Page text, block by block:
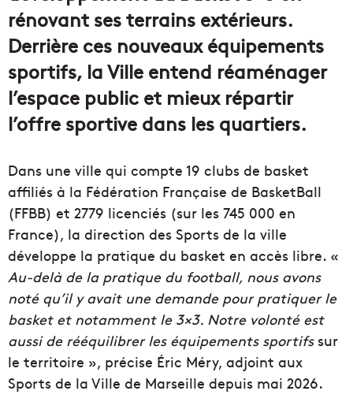
rénovant ses terrains extérieurs.
Derrière ces nouveaux équipements
sportifs, la Ville entend réaménager
l’espace public et mieux répartir
l’offre sportive dans les quartiers.
Dans une ville qui compte 19 clubs de basket
affiliés à la Fédération Française de BasketBall
(FFBB) et 2779 licenciés (sur les 745 000 en
France), la direction des Sports de la ville
développe la pratique du basket en accès libre. «
Au-delà de la pratique du football, nous avons
noté qu’il y avait une demande pour pratiquer le
basket et notamment le 3×3. Notre volonté est
aussi de rééquilibrer les équipements sportifssur
le territoire », précise Éric Méry, adjoint aux
Sports de la Ville de Marseille depuis mai 2026.